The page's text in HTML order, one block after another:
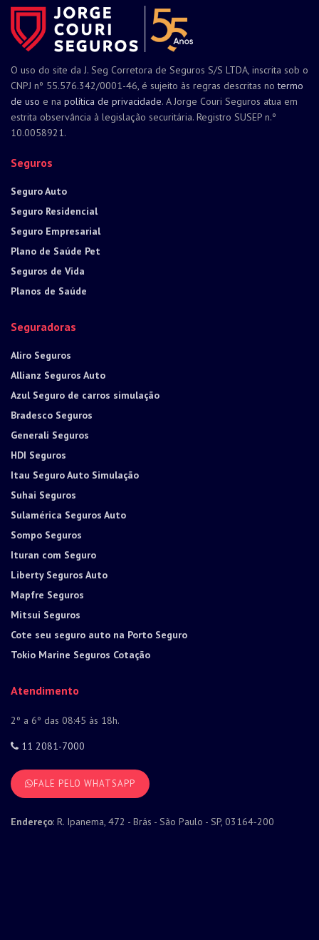
O uso do site da J. Seg Corretora de Seguros S/S LTDA, inscrita sob o
CNPJ nº 55.576.342/0001-46, é sujeito às regras descritas notermo
de uso e na política de privacidade. A Jorge Couri Seguros atua em
estrita observância à legislação securitária. Registro SUSEP n.º
10.0058921.
Seguros
Seguro Auto
Seguro Residencial
Seguro Empresarial
Plano de Saúde Pet
Seguros de Vida
Planos de Saúde
Seguradoras
Aliro Seguros
Allianz Seguros Auto
Azul Seguro de carros simulação
Bradesco Seguros
Generali Seguros
HDI Seguros
Itau Seguro Auto Simulação
Suhai Seguros
Sulamérica Seguros Auto
Sompo Seguros
Ituran com Seguro
Liberty Seguros Auto
Mapfre Seguros
Mitsui Seguros
Cote seu seguro auto na Porto Seguro
Tokio Marine Seguros Cotação
Atendimento
2º a 6º das 08:45 às 18h.
11 2081-7000
FALE PELO WHATSAPP
Endereço: R. Ipanema, 472 - Brás - São Paulo - SP, 03164-200